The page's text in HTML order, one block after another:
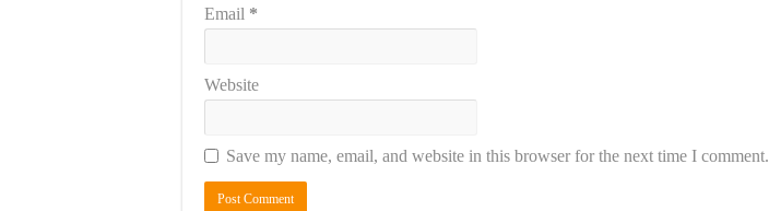
Email *
Website
Save my name, email, and website in this browser for the next time I comment.